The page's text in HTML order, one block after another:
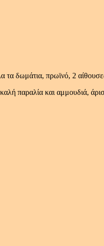
δωμάτια, πρωϊνό, 2
παραλία και αμμουδιά,